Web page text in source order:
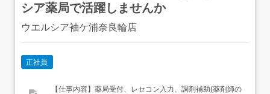
シア薬局で活躍しませんか
ウエルシア袖ケ浦奈良輪店
正社員
【仕事内容】薬局受付、レセコン入力、調剤補助(薬剤師の